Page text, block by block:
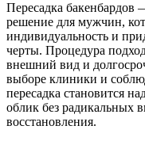
Пересадка бакенбардов
решение для мужчин,
индивидуальность и
черты. Процедура
внешний вид и
выборе клиники и
пересадка становится
облик без радикальных
восстановления.